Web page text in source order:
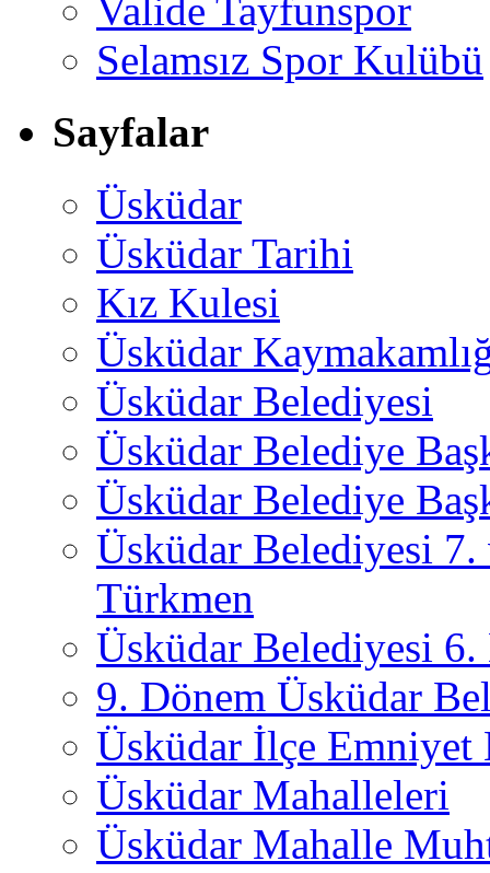
Valide Tayfunspor
Selamsız Spor Kulübü
Sayfalar
Üsküdar
Üsküdar Tarihi
Kız Kulesi
Üsküdar
Üsküdar Belediyesi
Üsküdar Belediye
Üsküdar Belediye
Üsküdar Belediyesi
Türkmen
Üsküdar Belediyesi 6.
9. Dönem Üsküdar
Üsküdar İlçe
Üsküdar Mahalleleri
Üsküdar Mahalle